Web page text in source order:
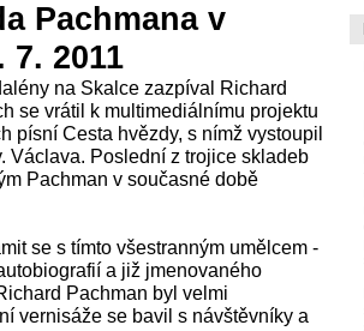
Pachmana v
7. 2011
na Skalce zazpíval Richard
se vrátil k multimediálnímu projektu
písní Cesta hvězdy, s nímž vystoupil
Václava. Poslední z trojice skladeb
Pachman v současné době
se s tímto všestranným umělcem -
a již jmenovaného
Pachman byl velmi
vernisáže se bavil s návštěvníky a